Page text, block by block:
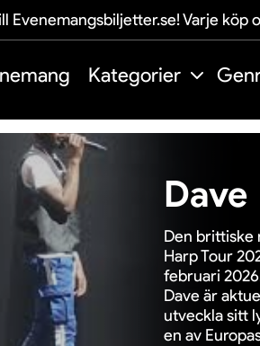
Evenemangsbiljetter.se! Varje
Kategorier
Dave
Den brittiske
Harp Tour
februari
Dave är
utveckla sitt
en av